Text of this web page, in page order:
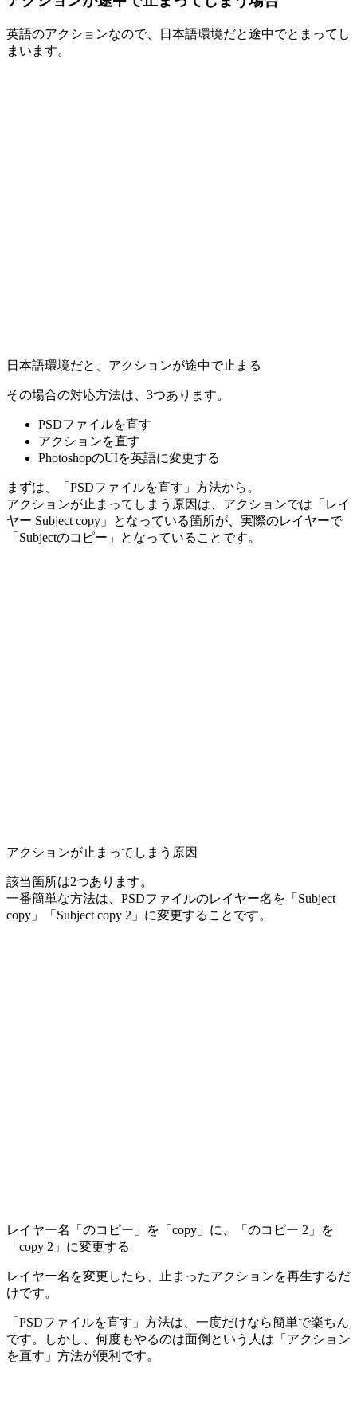
英語のアクションなので、日本語環境だと途中でとまってし
まいます。
日本語環境だと、アクションが途中で止まる
その場合の対応方法は、3つあります。
PSDファイルを直す
アクションを直す
PhotoshopのUIを英語に変更する
まずは、「PSDファイルを直す」方法から。
アクションが止まってしまう原因は、アクションでは「レイ
ヤー Subject copy」となっている箇所が、実際のレイヤーで
「Subjectのコピー」となっていることです。
アクションが止まってしまう原因
該当箇所は2つあります。
一番簡単な方法は、PSDファイルのレイヤー名を「Subject
copy」「Subject copy 2」に変更することです。
レイヤー名「のコピー」を「copy」に、「のコピー 2」を
「copy 2」に変更する
レイヤー名を変更したら、止まったアクションを再生するだ
けです。
「PSDファイルを直す」方法は、一度だけなら簡単で楽ちん
です。しかし、何度もやるのは面倒という人は「アクション
を直す」方法が便利です。